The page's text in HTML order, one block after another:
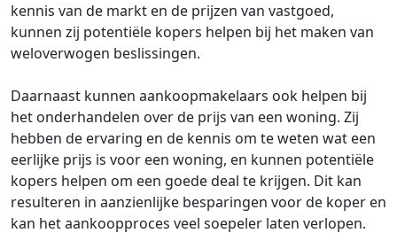
kennis van de markt en de prijzen van vastgoed,
kunnen zij potentiële kopers helpen bij het maken van
weloverwogen beslissingen.
Daarnaast kunnen aankoopmakelaars ook helpen bij
het onderhandelen over de prijs van een woning. Zij
hebben de ervaring en de kennis om te weten wat een
eerlijke prijs is voor een woning, en kunnen potentiële
kopers helpen om een goede deal te krijgen. Dit kan
resulteren in aanzienlijke besparingen voor de koper en
kan het aankoopproces veel soepeler laten verlopen.